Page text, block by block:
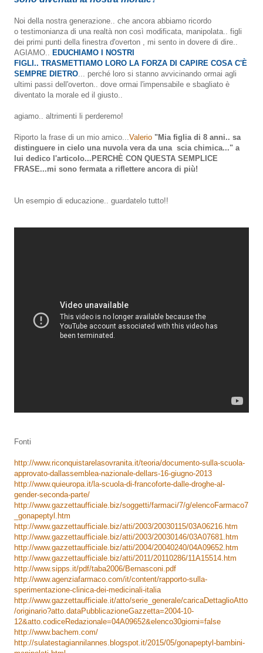
Noi della nostra generazione.. che ancora abbiamo ricordo
o testimonianza di una realtà non così modificata, manipolata.. figli
dei primi punti della finestra d'overton , mi sento in dovere di dire..
AGIAMO.. EDUCHIAMO I NOSTRI
FIGLI.. TRASMETTIAMO LORO LA FORZA DI CAPIRE COSA C'È
SEMPRE DIETRO... perché loro si stanno avvicinando ormai agli
ultimi passi dell'overton.. dove ormai l'impensabile e sbagliato è
diventato la morale ed il giusto..
agiamo.. altrimenti li perderemo!
Riporto la frase di un mio amico...Valerio "Mia figlia di 8 anni.. sa
distinguere in cielo una nuvola vera da una scia chimica..." a
lui dedico l'articolo...PERCHÈ CON QUESTA SEMPLICE
FRASE...mi sono fermata a riflettere ancora di più!
Un esempio di educazione.. guardatelo tutto!!
Fonti
http://www.riconquistarelasovranita.it/teoria/documento-sulla-scuola-
approvato-dallassemblea-nazionale-dellars-16-giugno-2013
http://www.quieuropa.it/la-scuola-di-francoforte-dalle-droghe-al-
gender-seconda-parte/
http://www.gazzettaufficiale.biz/soggetti/farmaci/7/g/elencoFarmaco7
_gonapeptyl.htm
http://www.gazzettaufficiale.biz/atti/2003/20030115/03A06216.htm
http://www.gazzettaufficiale.biz/atti/2003/20030146/03A07681.htm
http://www.gazzettaufficiale.biz/atti/2004/20040240/04A09652.htm
http://www.gazzettaufficiale.biz/atti/2011/20110286/11A15514.htm
http://www.sipps.it/pdf/taba2006/Bernasconi.pdf
http://www.agenziafarmaco.com/it/content/rapporto-sulla-
sperimentazione-clinica-dei-medicinali-italia
http://www.gazzettaufficiale.it/atto/serie_generale/caricaDettaglioAtto
/originario?atto.dataPubblicazioneGazzetta=2004-10-
12&atto.codiceRedazionale=04A09652&elenco30giorni=false
http://www.bachem.com/
http://sulatestagiannilannes.blogspot.it/2015/05/gonapeptyl-bambini-